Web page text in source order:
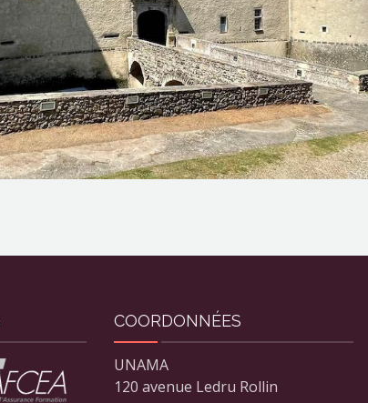
COORDONNÉES
UNAMA
120 avenue Ledru Rollin